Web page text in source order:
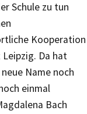
Schule zu tun
Kooperation
Da hat
Name noch
einmal
Bach